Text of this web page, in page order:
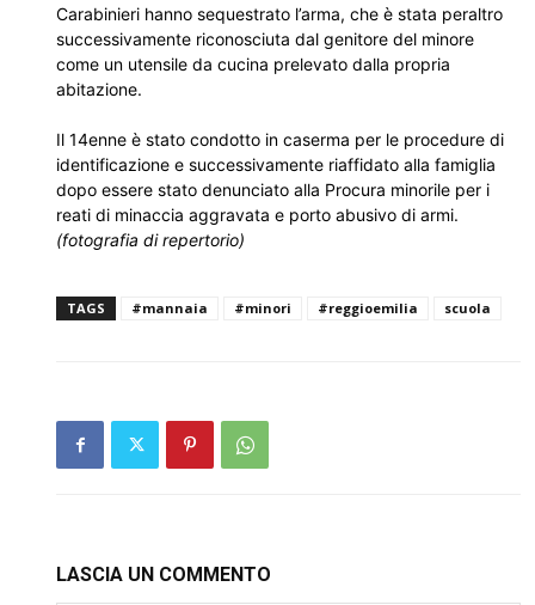
Carabinieri hanno sequestrato l’arma, che è stata peraltro
successivamente riconosciuta dal genitore del minore
come un utensile da cucina prelevato dalla propria
abitazione.
Il 14enne è stato condotto in caserma per le procedure di
identificazione e successivamente riaffidato alla famiglia
dopo essere stato denunciato alla Procura minorile per i
reati di minaccia aggravata e porto abusivo di armi.
(fotografia di repertorio)
TAGS #mannaia #minori #reggioemilia scuola
LASCIA UN COMMENTO